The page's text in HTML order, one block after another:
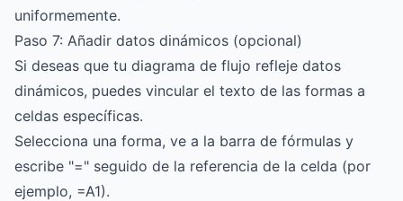
uniformemente.
Paso 7: Añadir datos dinámicos (opcional)
Si deseas que tu diagrama de flujo refleje datos
dinámicos, puedes vincular el texto de las formas a
celdas específicas.
Selecciona una forma, ve a la barra de fórmulas y
escribe "=" seguido de la referencia de la celda (por
ejemplo, =A1).